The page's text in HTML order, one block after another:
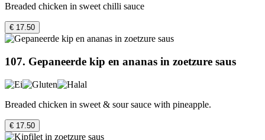
Breaded chicken in sweet chilli sauce
€ 17.50
107. Gepaneerde kip en ananas in zoetzure saus
Breaded chicken in sweet & sour sauce with pineapple.
€ 17.50